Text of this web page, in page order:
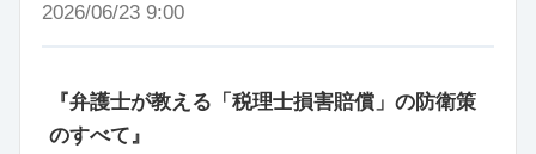
2026/06/23 9:00
『弁護士が教える「税理士損害賠償」の防衛策
のすべて』